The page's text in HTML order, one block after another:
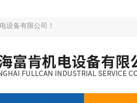
设备有限公司！